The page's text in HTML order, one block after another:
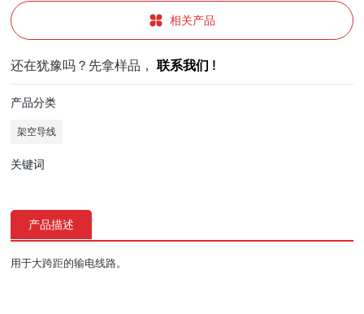
相关产品
还在犹豫吗？先拿样品，联系我们 !
产品分类
架空导线
关键词
产品描述
用于大跨距的输电线路。